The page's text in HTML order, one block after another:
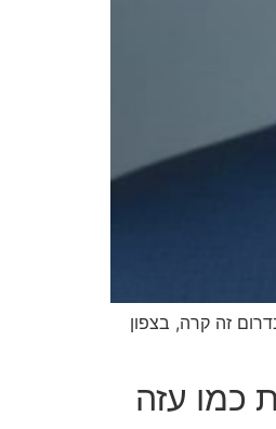
זה קרה, בצפון
כמו עזה